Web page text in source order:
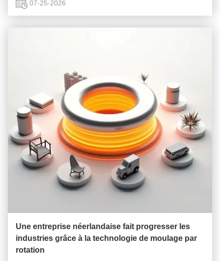
depuis longtemps un ...
07-25-2026
Une entreprise néerlandaise fait progresser les
industries grâce à la technologie de moulage par
rotation